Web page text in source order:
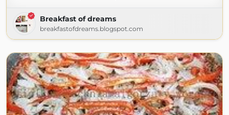
Breakfast of dreams
breakfastofdreams.blogspot.com